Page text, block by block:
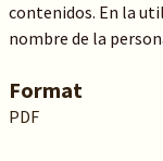
contenidos. En la
nombre de la
Format
PDF